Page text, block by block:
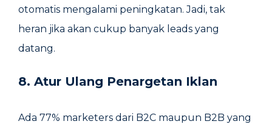
otomatis mengalami peningkatan. Jadi, tak
heran jika akan cukup banyak leads yang
datang.
8. Atur Ulang Penargetan Iklan
Ada 77% marketers dari B2C maupun B2B yang